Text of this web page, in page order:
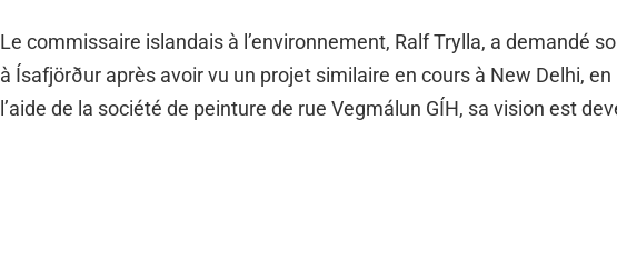
Le commissaire islandais à l’environnement, Ralf Trylla, a demandé
à Ísafjörður après avoir vu un projet similaire en cours à New Delhi,
l’aide de la société de peinture de rue Vegmálun GÍH, sa vision est